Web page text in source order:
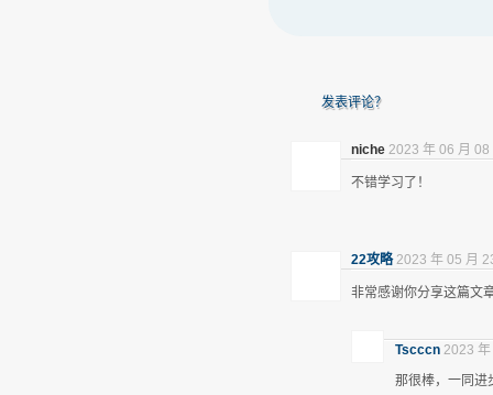
发表评论？
niche 2023 年 06 月 08
不错学习了！
22攻略 2023 年 05 月
非常感谢你分享这篇文
Tscccn 2023
那很棒，一同进